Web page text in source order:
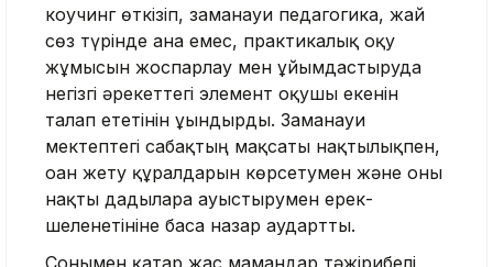
коучинг өткізіп, заманауи педагогика, жай
сөз түрінде ғана емес, практикалық оқу
жұмысын жоспарлау мен ұйымдастыруда
негізгі әрекеттегі элемент оқушы екенін
талап ететінін ұғындырды. Заманауи
мектептегі сабақтың мақсаты нақтылықпен,
оған жету құ­ралдарын көрсетумен және оны
нақты дағдыларға ауыс­тырумен ерек­
шеленетініне баса назар аударт­ты.
Сонымен қатар жас мамандар тәжірибелі